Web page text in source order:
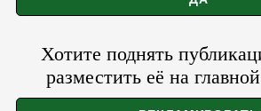
Хотите поднять
разместить её на